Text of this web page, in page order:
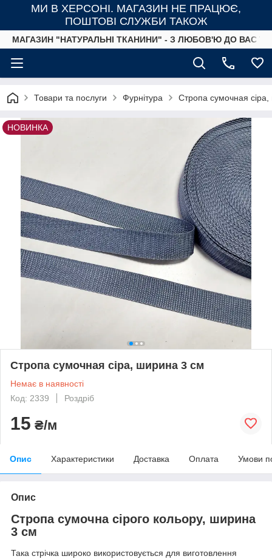
МИ В ХЕРСОНІ. МАГАЗИН НЕ ПРАЦЮЄ,
ПОШТОВІ СЛУЖБИ ТАКОЖ
МАГАЗИН "НАТУРАЛЬНІ ТКАНИНИ" - З ЛЮБОВ'Ю ДО ВАС
Товари та послуги Фурнітура Стропа сумочная
НОВИНКА
Стропа сумочная сіра, ширина 3 см
Немає в наявності
Код: 2339
Роздріб
15 ₴/м
Опис Характеристики Доставка Оплата Умови
Опис
Стропа сумочна сірого кольору, ширина
3 см
Така стрічка широко використовується для виготовлення